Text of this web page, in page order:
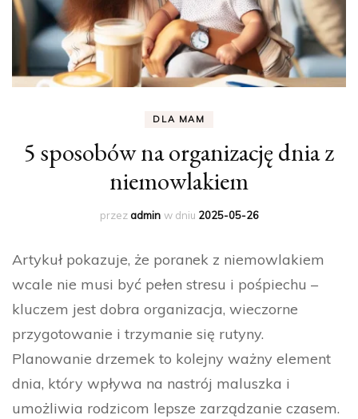
DLA MAM
5 sposobów na organizację dnia z
niemowlakiem
przezadmin w dniu 2025-05-26
Artykuł pokazuje, że poranek z niemowlakiem
wcale nie musi być pełen stresu i pośpiechu –
kluczem jest dobra organizacja, wieczorne
przygotowanie i trzymanie się rutyny.
Planowanie drzemek to kolejny ważny element
dnia, który wpływa na nastrój maluszka i
umożliwia rodzicom lepsze zarządzanie czasem.